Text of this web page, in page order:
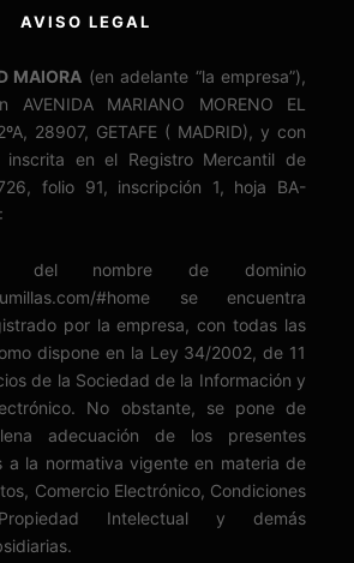
AVISO LEGAL
MAIORA (en adelante “la empresa”),
MARIANO MORENO EL
28907, GETAFE ( MADRID), y con
inscrita en el Registro Mercantil de
folio 91, inscripción 1, hoja BA-
del nombre de dominio
#home se encuentra
por la empresa, con todas las
dispone en la Ley 34/2002, de 11
de la Sociedad de la Información y
No obstante, se pone de
adecuación de los presentes
a la normativa vigente en materia de
Comercio Electrónico, Condiciones
Intelectual y demás